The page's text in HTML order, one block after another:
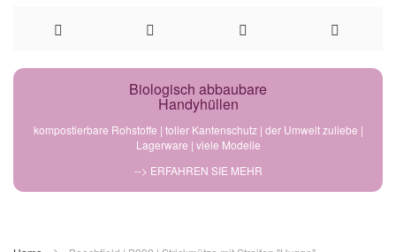
Direkt
Biologisch abbaubare
Handyhüllen
kompostierbare Rohstoffe | toller Kantenschutz | der Umwelt zuliebe |
Lagerware | viele Modelle
--> ERFAHREN SIE MEHR